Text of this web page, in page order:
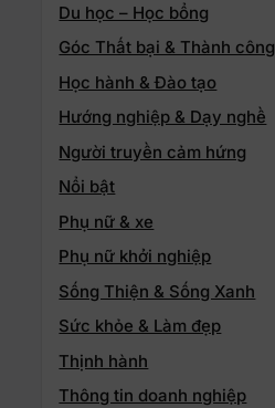
Du học – Học bổng
Góc Thất bại & Thành công
Học hành & Đào tạo
Hướng nghiệp & Dạy nghề
Người truyền cảm hứng
Nổi bật
Phụ nữ & xe
Phụ nữ khởi nghiệp
Sống Thiện & Sống Xanh
Sức khỏe & Làm đẹp
Thịnh hành
Thông tin doanh nghiệp